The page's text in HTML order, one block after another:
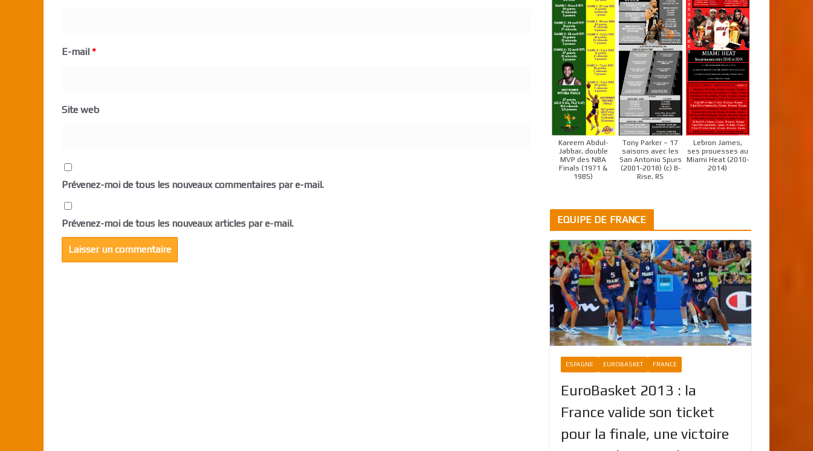
E-mail *
Site web
Prévenez-moi de tous les nouveaux commentaires par e-mail.
Prévenez-moi de tous les nouveaux articles par e-mail.
Kareem Abdul-
Jabbar, double
MVP des NBA
Finals (1971 &
1985)
Tony Parker – 17
saisons avec les
San Antonio Spurs
(2001-2018) (c) B-
Rise, RS
Lebron James,
ses prouesses au
Miami Heat (2010-
2014)
EQUIPE DE FRANCE
ESPAGNE EUROBASKET FRANCE
EuroBasket 2013 : la
France valide son ticket
pour la finale, une victoire